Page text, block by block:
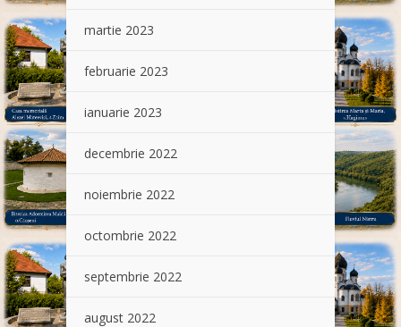
martie 2023
februarie 2023
ianuarie 2023
decembrie 2022
noiembrie 2022
octombrie 2022
septembrie 2022
august 2022